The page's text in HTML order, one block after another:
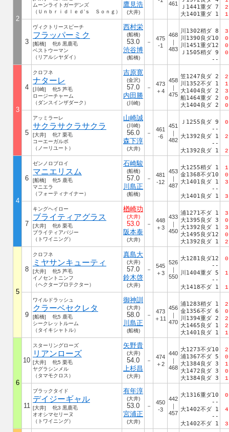
2
ムーンライトガーデンズ
（Ｕｎｂｒｉｄｌｅｄ’ｓ Ｓｏｎｇ）
鷹見浩
(大井)
461
Ｊ1441重ダ 7
大1401重ダ 1
2
1
3
ヴィクトリースピーチ
フラッパーミク
[船橋] 牝6 黒鹿毛
ベストウーマン
（リアルシヤダイ）
西村栄
(船橋)
53.0
渋谷博
(船橋)
－
475
-1
468
｜
483
川1302稍ダ 8
川1390良ダ10
川1451重ダ12
Ｊ1505稍ダ 9
--
3
0
0
0
3
4
クロフネ
ナターレ
[川崎] 牝5 芦毛
ロージーチャーム
（ダンスインザダーク）
吉原寛
(金沢)
57.0
内田勝
(川崎)
－
473
＋4
458
｜
475
笠1247良ダ 2
川1352不ダ 1
大1404良ダ 2
船1464重ダ 2
大1404良ダ 2
2
1
3
0
0
5
アッミラーレ
サクラサクラサクラ
[大井] 牝7 栗毛
コーエーガルボ
（ノーリユート）
山崎誠
(川崎)
56.0
森下淳
(大井)
－
461
-6
451
｜
482
Ｊ1255良ダ 9
--
大1392良ダ 1
--
大1392良ダ 1
0
2
2
4
6
ゼンノロブロイ
マニエリスム
[船橋] 牝5 鹿毛
マニエラ
（フォーティナイナー）
石崎駿
(船橋)
57.0
川島正
(船橋)
－
481
-12
453
｜
487
大1255稍ダ 1
金1368不ダ10
大1401良ダ 1
--
大1401良ダ 1
1
0
3
3
7
キングヘイロー
ブライティアグラス
[大井] 牝6 栗毛
ブライティアバジー
（トワイニング）
楢崎功
(大井)
53.0
阪本泰
(大井)
－
448
＋3
433
｜
450
浦1271不ダ 1
大1395良ダ 3
大1392良ダ 1
大1495良ダ12
大1392良ダ 1
3
0
3
0
2
5
8
クロフネ
ミヤサンキューティ
[大井] 牝5 芦毛
イノセントニンフ
（ヘクタープロテクター）
真島大
(大井)
57.0
鈴木啓
(大井)
－
545
＋3
526
｜
550
大1281良ダ12
--
川1404重ダ 5
--
大1418不ダ 1
0
1
1
9
ワイルドラッシュ
クラーベセクレタ
[船橋] 牝5 鹿毛
シークレットルーム
（タイキシャトル）
御神訓
(大井)
58.0
川島正
(船橋)
－
473
＋11
456
｜
470
浦1283稍ダ 1
金1356不ダ 6
川1394重ダ 2
大1465良ダ 1
大1401良ダ 1
2
0
2
2
1
6
10
スターリングローズ
リアンローズ
[大井] 牝5 栗毛
ヤグラシンメル
（タマモクロス）
矢野貴
(大井)
54.0
上杉昌
(大井)
－
474
＋2
440
｜
468
大1273不ダ10
浦1367不ダ 5
大1384良ダ 3
大1472良ダ 3
大1384良ダ 3
2
0
1
0
1
11
ブラックタイド
デイジーギャル
[大井] 牝3 黒鹿毛
オオシマセリーヌ
（トワイニング）
有年淳
(大井)
53.0
宮浦正
(大井)
－
450
-3
442
｜
457
大1316重ダ10
--
大1402不ダ 1
--
大1402不ダ 1
0
4
3